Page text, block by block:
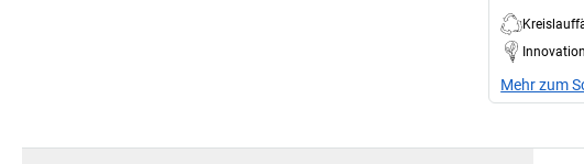
Innovation
Mehr zum